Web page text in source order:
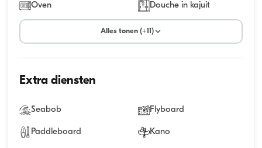
Oven Douche in kajuit
Alles tonen (+11)
Extra diensten
Seabob Flyboard
Paddleboard Kano